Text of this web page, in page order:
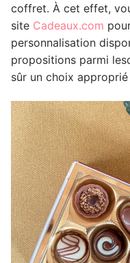
coffret. À cet effet,
site Cadeaux.com
personnalisation
propositions parmi
sûr un choix